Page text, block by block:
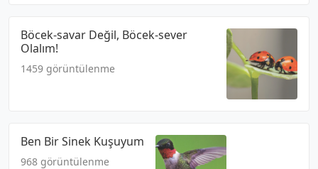
Böcek-savar Değil, Böcek-sever
Olalım!
1459 görüntülenme
Ben Bir Sinek Kuşuyum
968 görüntülenme